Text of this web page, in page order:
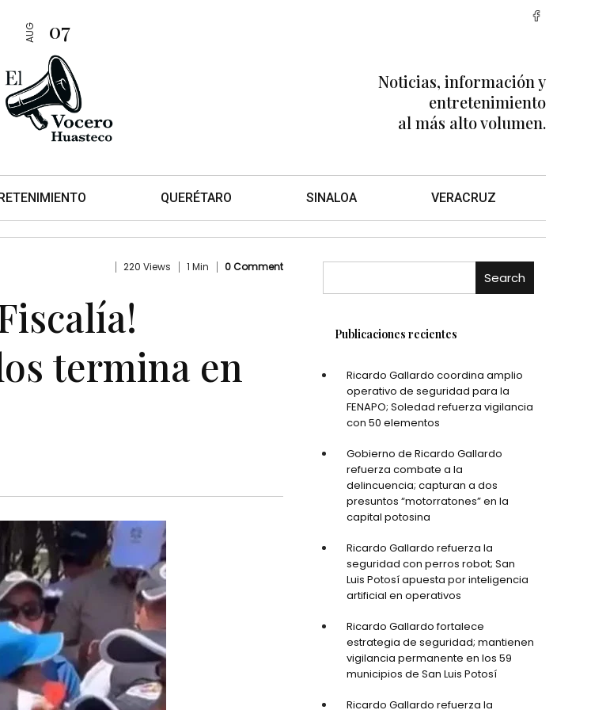
07
AUG
Noticias, información y
entretenimiento
al más alto volumen.
QUERÉTARO SINALOA VERACRUZ
220 Views 1 Min 0 Comment
termina en
Search
Publicaciones recientes
Ricardo Gallardo coordina amplio
operativo de seguridad para la
FENAPO; Soledad refuerza vigilancia
con 50 elementos
Gobierno de Ricardo Gallardo
refuerza combate a la
delincuencia; capturan a dos
presuntos “motorratones” en la
capital potosina
Ricardo Gallardo refuerza la
seguridad con perros robot; San
Luis Potosí apuesta por inteligencia
artificial en operativos
Ricardo Gallardo fortalece
estrategia de seguridad; mantienen
vigilancia permanente en los 59
municipios de San Luis Potosí
Ricardo Gallardo refuerza la